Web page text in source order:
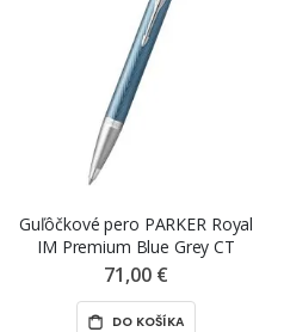
Guľôčkové pero PARKER Royal
IM Premium Blue Grey CT
71,00 €
DO KOŠÍKA